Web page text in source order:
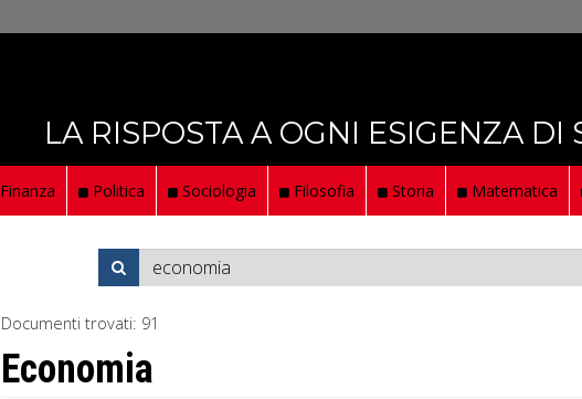
LA RISPOSTA A OGNI ESIGENZA DI
Finanza Politica Sociologia Filosofia Storia Matematica
Documenti trovati: 91
Economia